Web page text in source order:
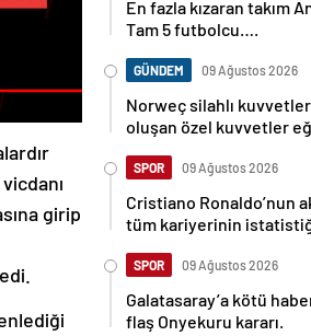
girip
En fazla kızaran takım
Tam 5 futbolcu….
GÜNDEM 09 Ağustos 2026
Norweç silahlı
oluşan özel kuvvetler
SPOR 09 Ağustos 2026
Cristiano Ronaldo’nun
tüm kariyerinin
SPOR 09 Ağustos 2026
Galatasaray’a kötü
flaş Onyekuru kararı.